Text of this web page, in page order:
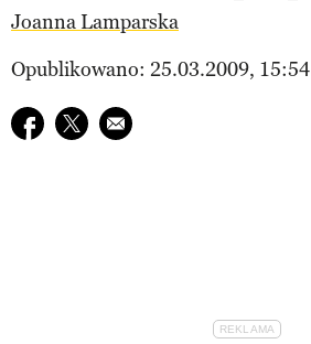
Joanna Lamparska
Opublikowano: 25.03.2009, 15:54
Udostępnij na facebook
Udostępnij na twitter
E-mail do przyjaciela